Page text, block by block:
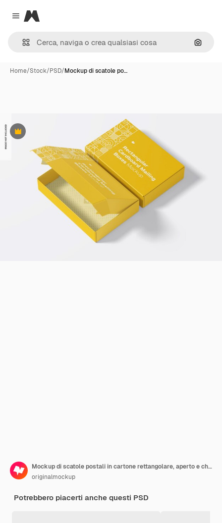
Close menu
Magnific
Cerca
Home/Stock/PSD/Mockup di scatole po…
Premium
Mockup di scatole postali in cartone rettangolare, aperto e chiuso
originalmockup
Potrebbero piacerti anche questi PSD